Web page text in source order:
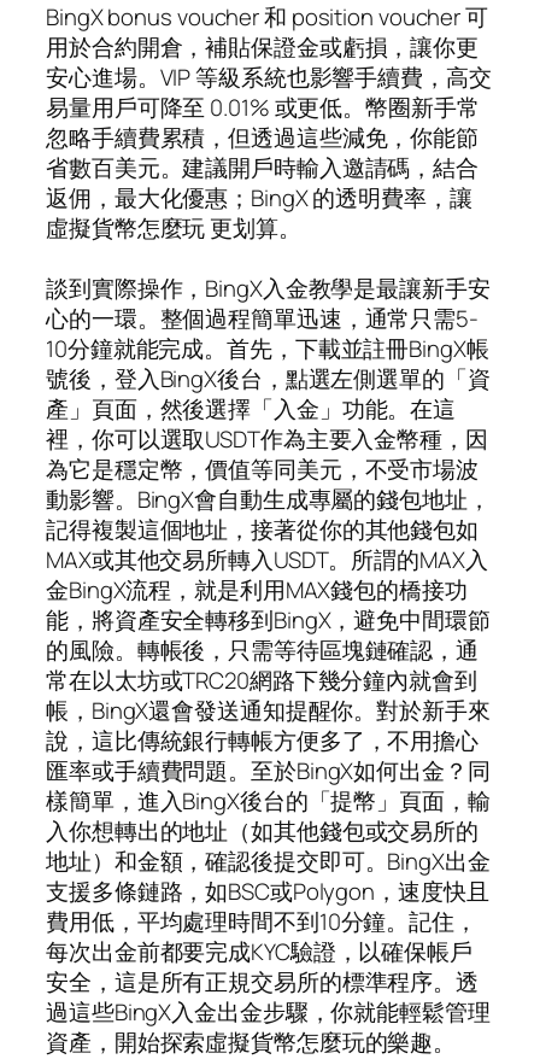
BingX bonus voucher 和 position voucher 可
用於合約開倉，補貼保證金或虧損，讓你更
安心進場。VIP 等級系統也影響手續費，高交
易量用戶可降至 0.01% 或更低。幣圈新手常
忽略手續費累積，但透過這些減免，你能節
省數百美元。建議開戶時輸入邀請碼，結合
返佣，最大化優惠；BingX 的透明費率，讓
虛擬貨幣怎麼玩 更划算。
談到實際操作，BingX入金教學是最讓新手安
心的一環。整個過程簡單迅速，通常只需5-
10分鐘就能完成。首先，下載並註冊BingX帳
號後，登入BingX後台，點選左側選單的「資
產」頁面，然後選擇「入金」功能。在這
裡，你可以選取USDT作為主要入金幣種，因
為它是穩定幣，價值等同美元，不受市場波
動影響。BingX會自動生成專屬的錢包地址，
記得複製這個地址，接著從你的其他錢包如
MAX或其他交易所轉入USDT。所謂的MAX入
金BingX流程，就是利用MAX錢包的橋接功
能，將資產安全轉移到BingX，避免中間環節
的風險。轉帳後，只需等待區塊鏈確認，通
常在以太坊或TRC20網路下幾分鐘內就會到
帳，BingX還會發送通知提醒你。對於新手來
說，這比傳統銀行轉帳方便多了，不用擔心
匯率或手續費問題。至於BingX如何出金？同
樣簡單，進入BingX後台的「提幣」頁面，輸
入你想轉出的地址（如其他錢包或交易所的
地址）和金額，確認後提交即可。BingX出金
支援多條鏈路，如BSC或Polygon，速度快且
費用低，平均處理時間不到10分鐘。記住，
每次出金前都要完成KYC驗證，以確保帳戶
安全，這是所有正規交易所的標準程序。透
過這些BingX入金出金步驟，你就能輕鬆管理
資產，開始探索虛擬貨幣怎麼玩的樂趣。